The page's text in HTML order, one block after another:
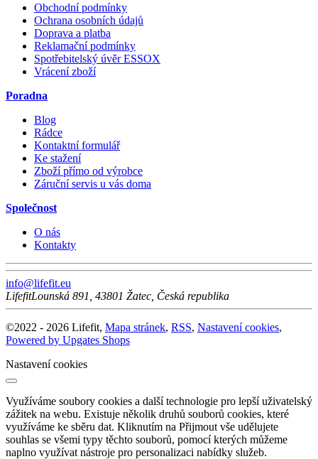
Obchodní podmínky
Ochrana osobních údajů
Doprava a platba
Reklamační podmínky
Spotřebitelský úvěr ESSOX
Vrácení zboží
Poradna
Blog
Rádce
Kontaktní formulář
Ke stažení
Zboží přímo od výrobce
Záruční servis u vás doma
Společnost
O nás
Kontakty
info@lifefit.eu
LifefitLounská 891 43801 Žatec Česká republika
©2022 - 2026 Lifefit, Mapa stránek, RSS, Nastavení cookies,
Powered by Upgates Shops
Nastavení cookies
Využíváme soubory cookies a další technologie pro lepší uživatelský
zážitek na webu. Existuje několik druhů souborů cookies, které
využíváme ke sběru dat. Kliknutím na Přijmout vše udělujete
souhlas se všemi typy těchto souborů, pomocí kterých můžeme
naplno využívat nástroje pro personalizaci nabídky služeb.